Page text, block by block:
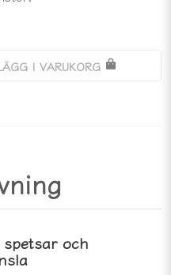
I VARUKORG
och